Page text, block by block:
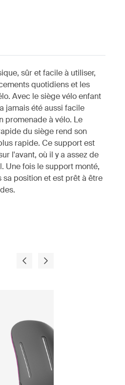
sûr et facile à utiliser,
quotidiens et les
Avec le siège vélo enfant
jamais été aussi facile
promenade à vélo. Le
du siège rend son
rapide. Ce support est
l'avant, où il y a assez de
Une fois le support monté,
position et est prêt à être